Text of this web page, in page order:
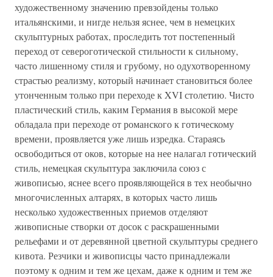
художественному значению превзойдены только
итальянскими, и нигде нельзя яснее, чем в немецких
скульптурных работах, проследить тот постепенный
переход от североготической стильности к сильному,
часто лишенному стиля и грубому, но одухотворенному
страстью реализму, который начинает становиться более
утонченным только при переходе к XVI столетию. Чисто
пластический стиль, каким Германия в высокой мере
обладала при переходе от романского к готическому
времени, проявляется уже лишь изредка. Стараясь
освободиться от оков, которые на нее налагал готический
стиль, немецкая скульптура заключила союз с
живописью, яснее всего проявляющейся в тех необычно
многочисленных алтарях, в которых часто лишь
несколько художественных приемов отделяют
живописные створки от досок с раскрашенными
рельефами и от деревянной цветной скульптуры среднего
кивота. Резчики и живописцы часто принадлежали
поэтому к одним и тем же цехам, даже к одним и тем же